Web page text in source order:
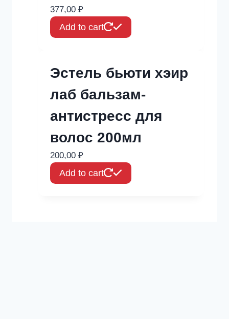
377,00 ₽
Add to cart
Эстель бьюти хэир
лаб бальзам-
антистресс для
волос 200мл
200,00 ₽
Add to cart